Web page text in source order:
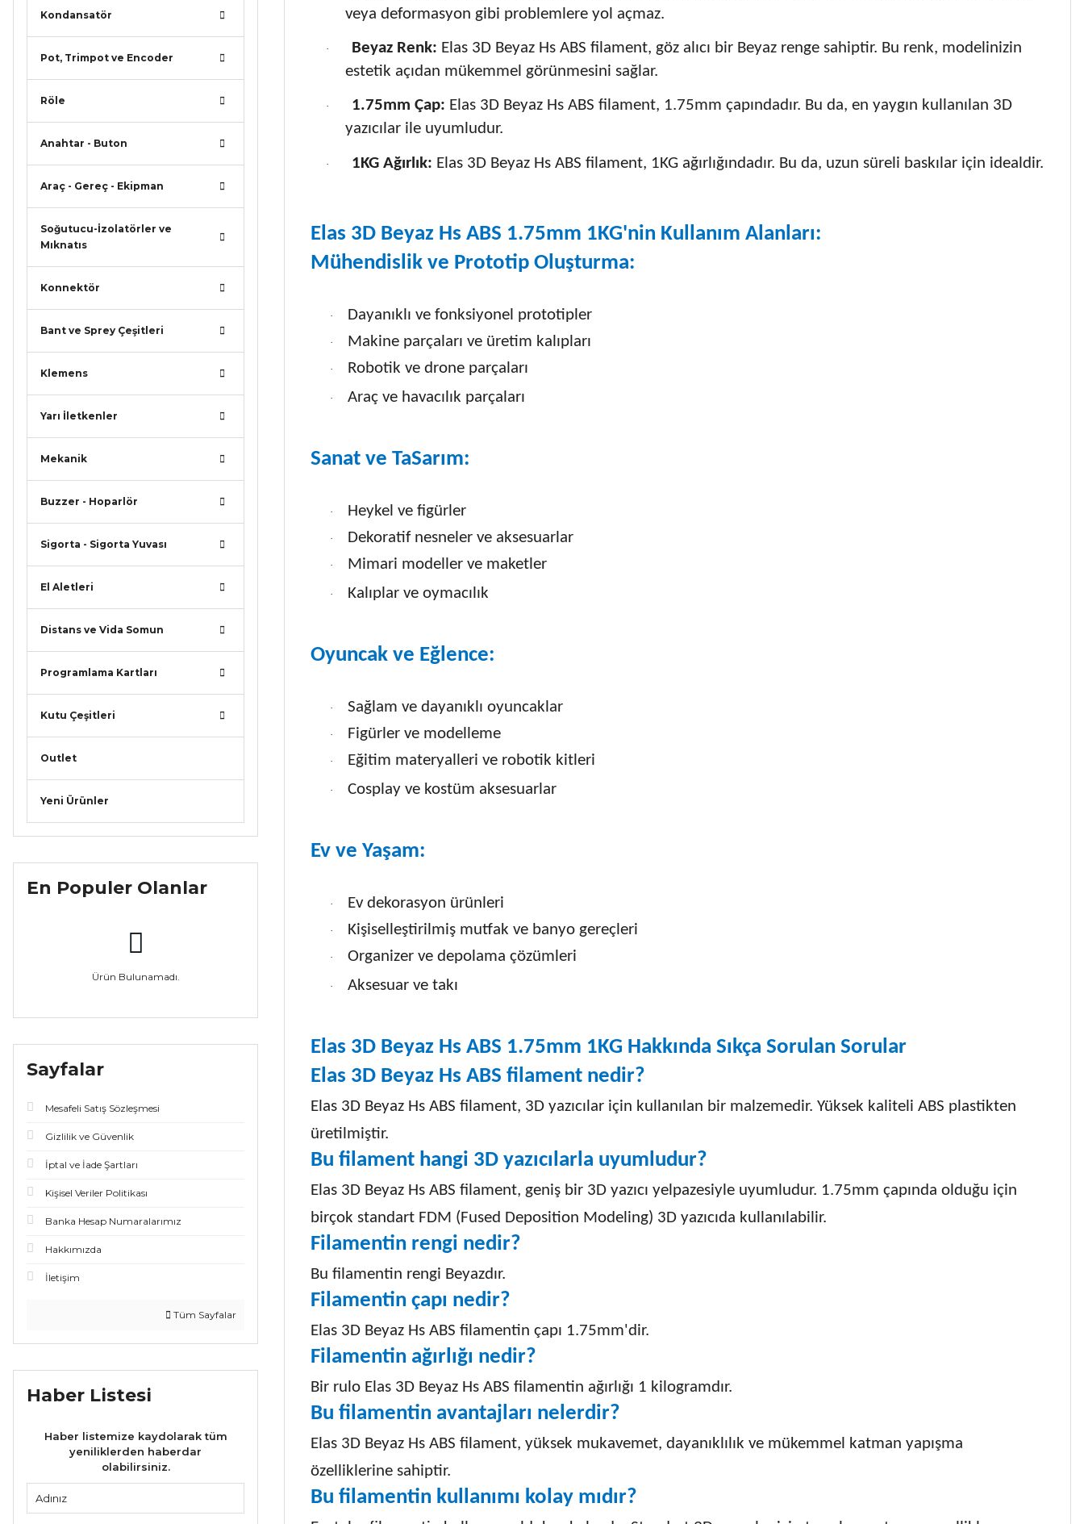
Kondansatör
Pot, Trimpot ve Encoder
Röle
Anahtar - Buton
Araç - Gereç - Ekipman
Soğutucu-İzolatörler ve
Mıknatıs
Konnektör
Bant ve Sprey Çeşitleri
Klemens
Yarı İletkenler
Mekanik
Buzzer - Hoparlör
Sigorta - Sigorta Yuvası
El Aletleri
Distans ve Vida Somun
Programlama Kartları
Kutu Çeşitleri
Outlet
Yeni Ürünler
En Populer Olanlar
Ürün Bulunamadı.
Sayfalar
Mesafeli Satış Sözleşmesi
Gizlilik ve Güvenlik
İptal ve İade Şartları
Kişisel Veriler Politikası
Banka Hesap Numaralarımız
Hakkımızda
İletişim
Tüm Sayfalar
Haber Listesi
Haber listemize kaydolarak tüm
yeniliklerden haberdar
olabilirsiniz.
veya deformasyon gibi problemlere yol açmaz.
· Beyaz Renk: Elas 3D Beyaz Hs ABS filament, göz alıcı bir Beyaz renge sahiptir. Bu renk, modelinizin
estetik açıdan mükemmel görünmesini sağlar.
· 1.75mm Çap: Elas 3D Beyaz Hs ABS filament, 1.75mm çapındadır. Bu da, en yaygın kullanılan 3D
yazıcılar ile uyumludur.
· 1KG Ağırlık: Elas 3D Beyaz Hs ABS filament, 1KG ağırlığındadır. Bu da, uzun süreli baskılar için idealdir.
Elas 3D Beyaz Hs ABS 1.75mm 1KG'nin Kullanım Alanları:
Mühendislik ve Prototip Oluşturma:
· Dayanıklı ve fonksiyonel prototipler
· Makine parçaları ve üretim kalıpları
· Robotik ve drone parçaları
· Araç ve havacılık parçaları
Sanat ve TaSarım:
· Heykel ve figürler
· Dekoratif nesneler ve aksesuarlar
· Mimari modeller ve maketler
· Kalıplar ve oymacılık
Oyuncak ve Eğlence:
· Sağlam ve dayanıklı oyuncaklar
· Figürler ve modelleme
· Eğitim materyalleri ve robotik kitleri
· Cosplay ve kostüm aksesuarlar
Ev ve Yaşam:
· Ev dekorasyon ürünleri
· Kişiselleştirilmiş mutfak ve banyo gereçleri
· Organizer ve depolama çözümleri
· Aksesuar ve takı
Elas 3D Beyaz Hs ABS 1.75mm 1KG Hakkında Sıkça Sorulan Sorular
Elas 3D Beyaz Hs ABS filament nedir?
Elas 3D Beyaz Hs ABS filament, 3D yazıcılar için kullanılan bir malzemedir. Yüksek kaliteli ABS plastikten
üretilmiştir.
Bu filament hangi 3D yazıcılarla uyumludur?
Elas 3D Beyaz Hs ABS filament, geniş bir 3D yazıcı yelpazesiyle uyumludur. 1.75mm çapında olduğu için
birçok standart FDM (Fused Deposition Modeling) 3D yazıcıda kullanılabilir.
Filamentin rengi nedir?
Bu filamentin rengi Beyazdır.
Filamentin çapı nedir?
Elas 3D Beyaz Hs ABS filamentin çapı 1.75mm'dir.
Filamentin ağırlığı nedir?
Bir rulo Elas 3D Beyaz Hs ABS filamentin ağırlığı 1 kilogramdır.
Bu filamentin avantajları nelerdir?
Elas 3D Beyaz Hs ABS filament, yüksek mukavemet, dayanıklılık ve mükemmel katman yapışma
özelliklerine sahiptir.
Bu filamentin kullanımı kolay mıdır?